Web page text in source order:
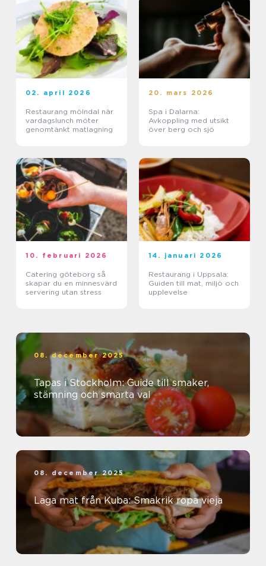
02. april 2026
Restaurang mölndal när
vardagslunch möter
genomtänkt matlagning
20. mars 2026
Spa i Dalarna:
Avkoppling med utsikt
över berg och sjö
10. februari 2026
Catering göteborg så
skapar du en minnesvärd
servering utan stress
14. januari 2026
Restaurang i Uppsala:
Guiden till mat, miljö och
upplevelse
08. december 2025
Tapas i Stockholm: Guide till smaker,
stämning och smarta val
08. december 2025
Laga mat från Kuba: Smakrik ropa vieja